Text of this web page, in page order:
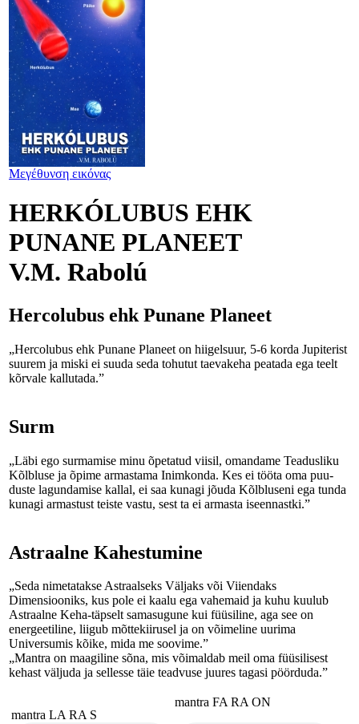
Μεγέθυνση εικόνας
HERKÓLUBUS EHK
PUNANE PLANEET
V.M. Rabolú
Hercolubus ehk Punane Planeet
„Hercolubus ehk Punane Planeet on hiigelsuur, 5-6 korda Jupiterist
suurem ja miski ei suuda seda tohutut taevakeha peatada ega teelt
kõrvale kallutada.”
Surm
„Läbi ego surmamise minu õpetatud viisil, omandame Teadusliku
Kõlbluse ja õpime ar­mastama Inimkonda. Kes ei tööta oma puu­
duste lagundamise kallal, ei saa kunagi jõu­da Kõlbluseni ega tunda
kunagi armas­tust teis­te vastu, sest ta ei armasta iseen­nastki.”
Astraalne Kahestumine
„Seda nimetatakse Astraalseks Väljaks või Viiendaks
Dimensiooniks, kus pole ei kaa­lu ega vahemaid ja kuhu kuulub
Astraalne Keha-täpselt samasugune kui füüsiline, aga see on
energeetiline, liigub mõttekiirusel ja on võimeline uurima
Universumis kõike, mi­da me soovime.”
„Mantra on maagiline sõna, mis võimaldab meil oma füüsilisest
kehast väljuda ja sellesse täie tead­vuse juures tagasi pöörduda.”
mantra LA RA S
mantra FA RA ON